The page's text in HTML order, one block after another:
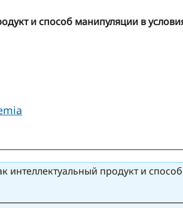
и способ манипуляции в
интеллектуальный продукт и